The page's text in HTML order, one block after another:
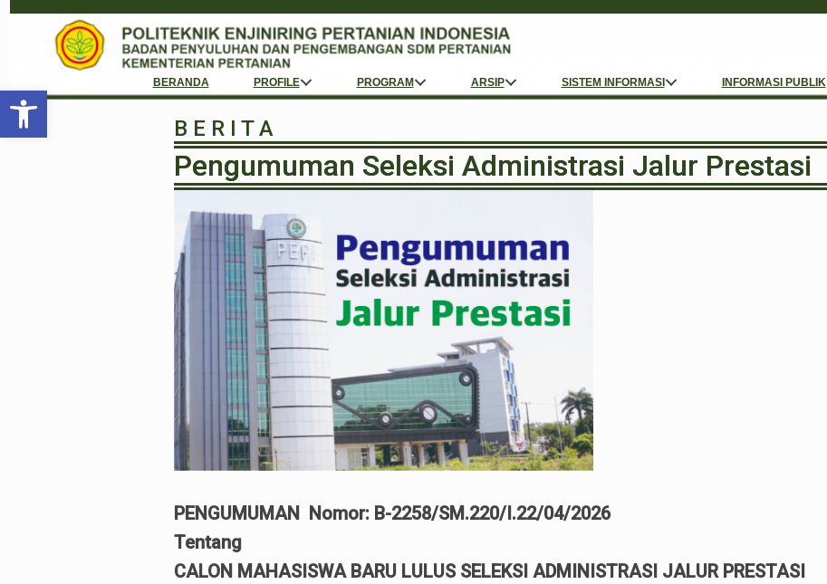
Open toolbarBERANDA PROFILE PROGRAM ARSIP SISTEM INFORMASI INFORMASI PUBLIK
B E R I T A
Pengumuman Seleksi Administrasi Jalur Prestasi
PENGUMUMAN Nomor: B-2258/SM.220/I.22/04/2026
Tentang
CALON MAHASISWA BARU LULUS SELEKSI ADMINISTRASI JALUR PRESTASI